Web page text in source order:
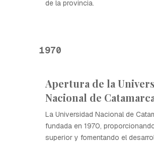
de la provincia.
1970
Apertura de la
Nacional de
La Universidad Nacional de
fundada en 1970,
superior y fomentando el